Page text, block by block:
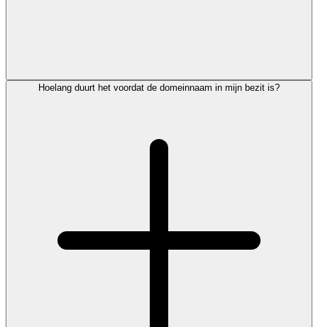
Hoelang duurt het voordat de domeinnaam in mijn bezit is?